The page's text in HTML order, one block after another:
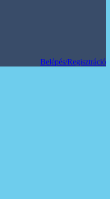
Belépés/Regisztráció